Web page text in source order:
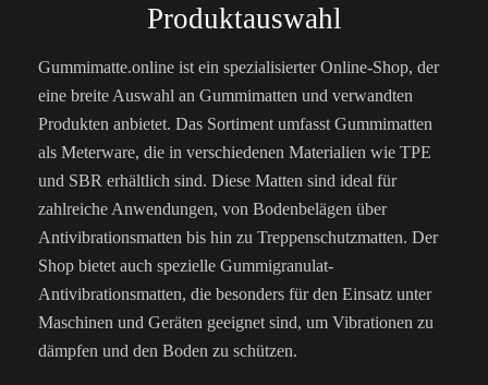
Produktauswahl
Gummimatte.online ist ein spezialisierter Online-Shop, der
eine breite Auswahl an Gummimatten und verwandten
Produkten anbietet. Das Sortiment umfasst Gummimatten
als Meterware, die in verschiedenen Materialien wie TPE
und SBR erhältlich sind. Diese Matten sind ideal für
zahlreiche Anwendungen, von Bodenbelägen über
Antivibrationsmatten bis hin zu Treppenschutzmatten. Der
Shop bietet auch spezielle Gummigranulat-
Antivibrationsmatten, die besonders für den Einsatz unter
Maschinen und Geräten geeignet sind, um Vibrationen zu
dämpfen und den Boden zu schützen.